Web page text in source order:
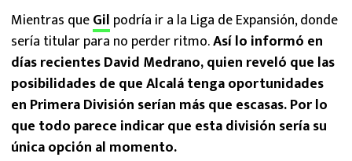
Mientras queGil podría ir a la Liga de Expansión, donde
sería titular para no perder ritmo.Así lo informó en
días recientes David Medrano, quien reveló que las
posibilidades de que Alcalá tenga oportunidades
en Primera División serían más que escasas. Por lo
que todo parece indicar que esta división sería su
única opción al momento.